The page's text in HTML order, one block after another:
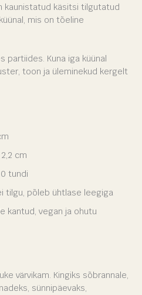
kaunistatud käsitsi tilgutatud
mis on tõeline
partiides. Kuna iga küünal
toon ja üleminekud kergelt
cm
tundi
tilgu, põleb ühtlase leegiga
kantud, vegan ja ohutu
värvikam. Kingiks sõbrannale,
sünnipäevaks,